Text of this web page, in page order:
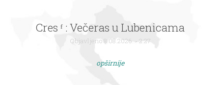
Cres ᶠ : Večeras u Lubenicama
Objavljeno 8.08.2026. - 2:27
opširnije